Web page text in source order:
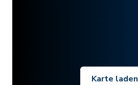
Karte laden